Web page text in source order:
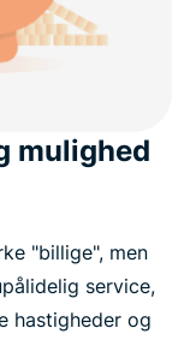
mulighed
"billige", men
service,
hastigheder og